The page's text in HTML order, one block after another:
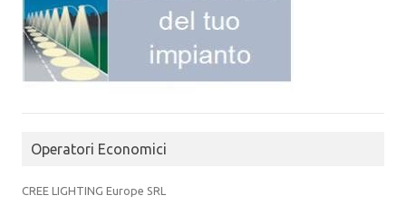
Operatori Economici
CREE LIGHTING Europe SRL